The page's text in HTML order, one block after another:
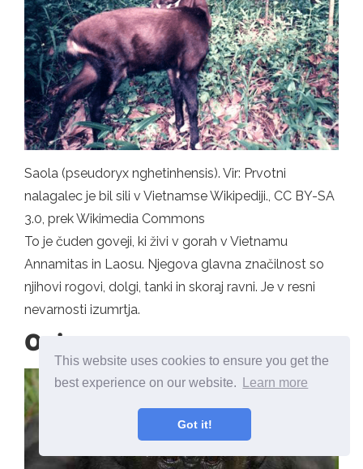
This website uses cookies to ensure you get the
best experience on our website.
Learn more
Got it!
Saola (pseudoryx nghetinhensis). Vir: Prvotni
nalagalec je bil sili v Vietnamse Wikipediji., CC BY-SA
3.0, prek Wikimedia Commons
To je čuden goveji, ki živi v gorah v Vietnamu
Annamitas in Laosu. Njegova glavna značilnost so
njihovi rogovi, dolgi, tanki in skoraj ravni. Je v resni
nevarnosti izumrtja.
Opica